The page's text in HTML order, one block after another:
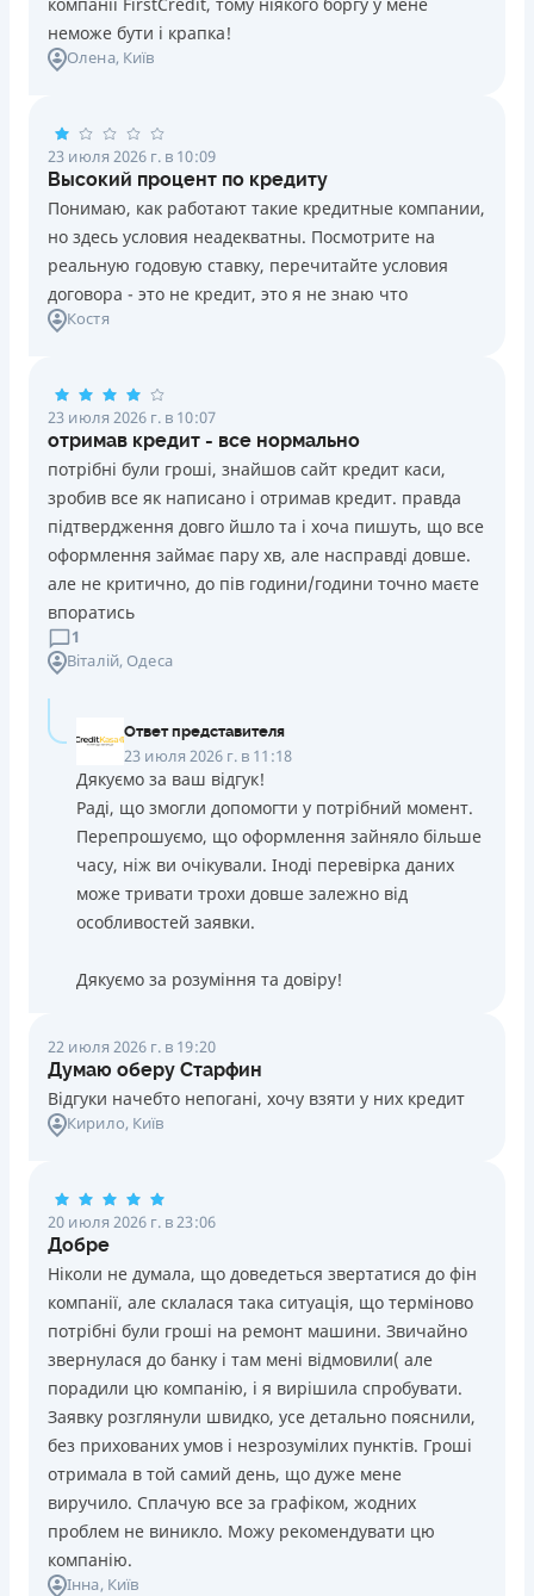
неможе бути і крапка!
Олена, Київ
23 июля 2026 г. в 10:09
Высокий процент по кредиту
Понимаю, как работают такие кредитные компании,
но здесь условия неадекватны. Посмотрите на
реальную годовую ставку, перечитайте условия
договора - это не кредит, это я не знаю что
Костя
23 июля 2026 г. в 10:07
отримав кредит - все нормально
потрібні були гроші, знайшов сайт кредит каси,
зробив все як написано і отримав кредит. правда
підтвердження довго йшло та і хоча пишуть, що все
оформлення займає пару хв, але насправді довше.
але не критично, до пів години/години точно маєте
впоратись
1
Віталій, Одеса
Ответ представителя
23 июля 2026 г. в 11:18
Дякуємо за ваш відгук!
Раді, що змогли допомогти у потрібний момент.
Перепрошуємо, що оформлення зайняло більше
часу, ніж ви очікували. Іноді перевірка даних
може тривати трохи довше залежно від
особливостей заявки.
Дякуємо за розуміння та довіру!
22 июля 2026 г. в 19:20
Думаю оберу Старфин
Відгуки начебто непогані, хочу взяти у них кредит
Кирило, Київ
20 июля 2026 г. в 23:06
Добре
Ніколи не думала, що доведеться звертатися до фін
компанії, але склалася така ситуація, що терміново
потрібні були гроші на ремонт машини. Звичайно
звернулася до банку і там мені відмовили( але
порадили цю компанію, і я вирішила спробувати.
Заявку розглянули швидко, усе детально пояснили,
без прихованих умов і незрозумілих пунктів. Гроші
отримала в той самий день, що дуже мене
виручило. Сплачую все за графіком, жодних
проблем не виникло. Можу рекомендувати цю
компанію.
Інна, Київ